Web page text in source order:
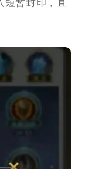
暂封印，直